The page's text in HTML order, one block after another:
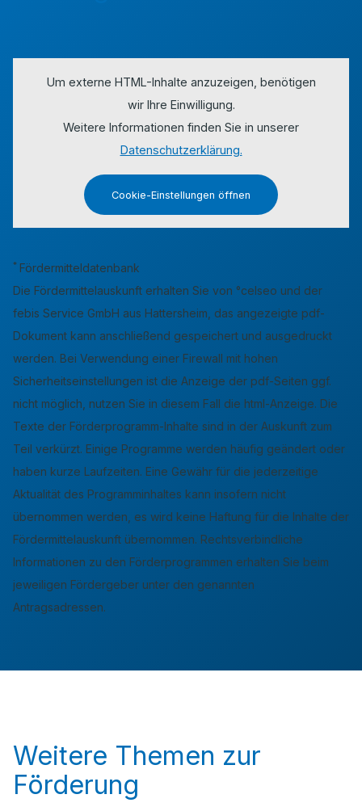
Um externe HTML-Inhalte anzuzeigen, benötigen
wir Ihre Einwilligung.
Weitere Informationen finden Sie in unserer
Datenschutzerklärung.
Cookie-Einstellungen öffnen
* Fördermitteldatenbank
Die Fördermittelauskunft erhalten Sie von °celseo und der
febis Service GmbH aus Hattersheim, das angezeigte pdf-
Dokument kann anschließend gespeichert und ausgedruckt
werden. Bei Verwendung einer Firewall mit hohen
Sicherheitseinstellungen ist die Anzeige der pdf-Seiten ggf.
nicht möglich, nutzen Sie in diesem Fall die html-Anzeige. Die
Texte der Förderprogramm-Inhalte sind in der Auskunft zum
Teil verkürzt. Einige Programme werden häufig geändert oder
haben kurze Laufzeiten. Eine Gewähr für die jederzeitige
Aktualität des Programminhaltes kann insofern nicht
übernommen werden, es wird keine Haftung für die Inhalte der
Fördermittelauskunft übernommen. Rechtsverbindliche
Informationen zu den Förderprogrammen erhalten Sie beim
jeweiligen Fördergeber unter den genannten
Antragsadressen.
Weitere Themen zur
Förderung